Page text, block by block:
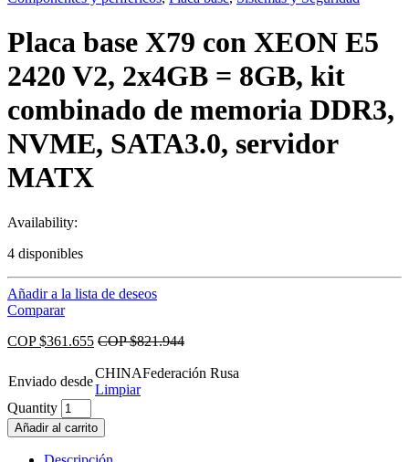
Placa base X79 con XEON E5
2420 V2, 2x4GB = 8GB, kit
combinado de memoria DDR3,
NVME, SATA3.0, servidor
MATX
Availability:
4 disponibles
Añadir a la lista de deseos
Comparar
COP $361.655 COP $821.944
Enviado desde
CHINAFederación Rusa
Limpiar
Quantity
Añadir al carrito